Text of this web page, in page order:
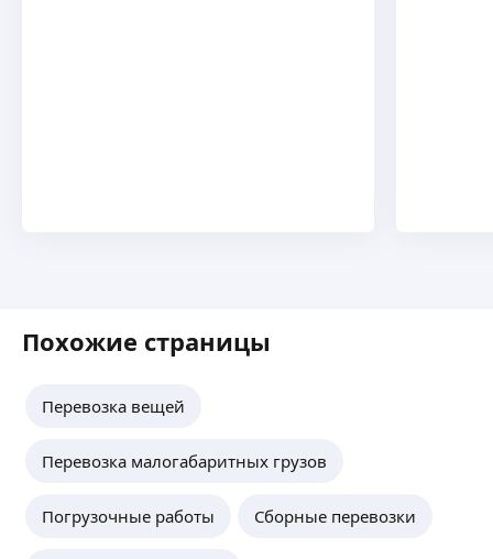
Похожие страницы
Перевозка вещей
Перевозка малогабаритных грузов
Погрузочные работы Сборные перевозки